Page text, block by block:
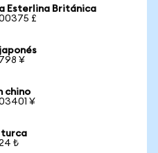
Esterlina Británica
£
¥
chino
¥
turca
₺